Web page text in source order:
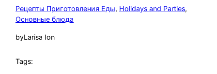
Рецепты Приготовления Еды, Holidays and Parties
Основные блюда
byLarisa Ion
Tags: